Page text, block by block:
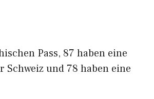
Pass, 87 haben eine
Schweiz und 78 haben eine